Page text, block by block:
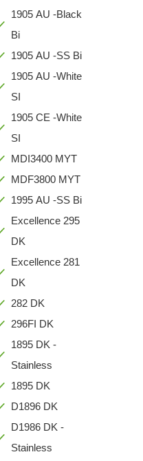
1905 AU -Black
Bi
1905 AU -SS Bi
1905 AU -White
SI
1905 CE -White
SI
MDI3400 MYT
MDF3800 MYT
1995 AU -SS Bi
Excellence 295
DK
Excellence 281
DK
282 DK
296FI DK
1895 DK -
Stainless
1895 DK
D1896 DK
D1986 DK -
Stainless